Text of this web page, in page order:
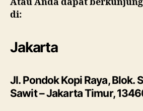
di:
Jakarta
Jl. Pondok Kopi Raya, Blok.
Sawit – Jakarta Timur,